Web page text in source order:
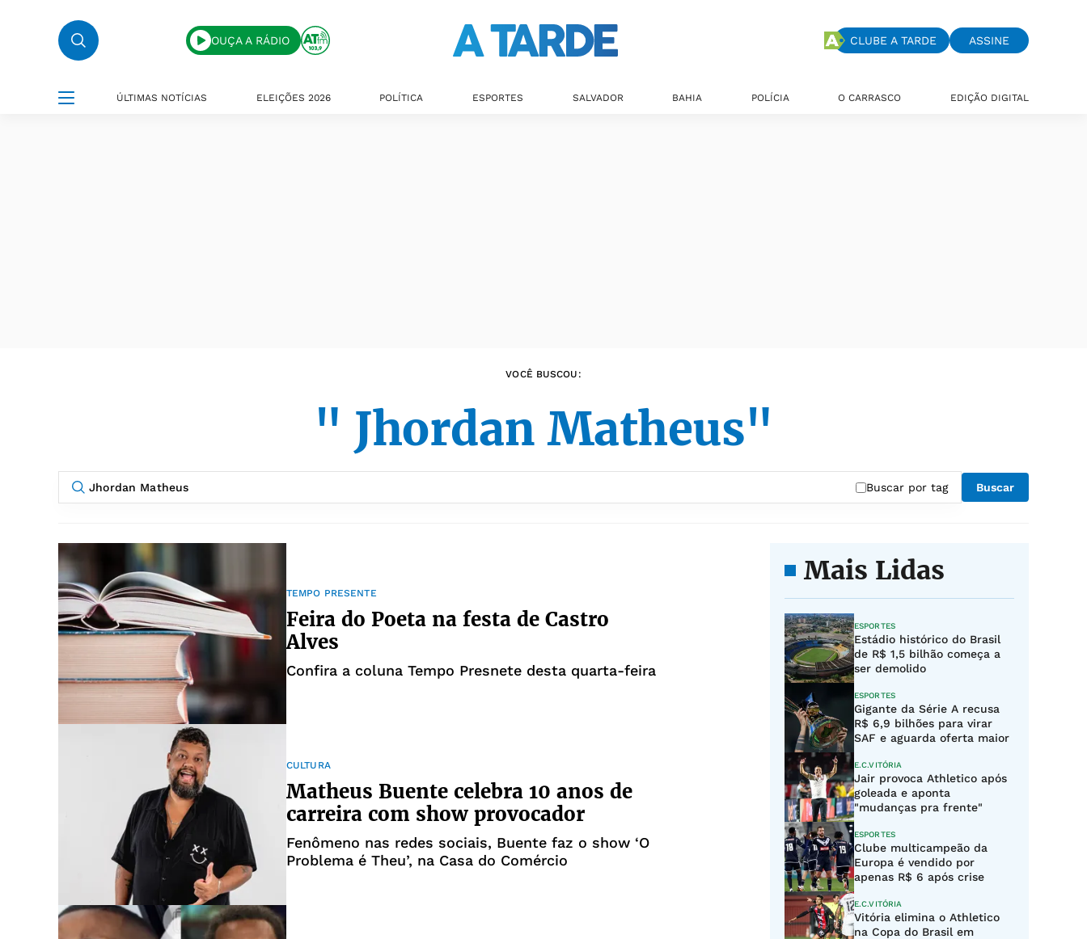
OUÇA A RÁDIO CLUBE A TARDE ASSINE
ÚLTIMAS NOTÍCIAS ELEIÇÕES 2026 POLÍTICA ESPORTES SALVADOR BAHIA POLÍCIA O CARRASCO EDIÇÃO DIGITAL
VOCÊ BUSCOU:
" Jhordan Matheus"
Buscar por tag Buscar
TEMPO PRESENTE
Feira do Poeta na festa de Castro
Alves
Confira a coluna Tempo Presnete desta quarta-feira
CULTURA
Matheus Buente celebra 10 anos de
carreira com show provocador
Fenômeno nas redes sociais, Buente faz o show ‘O
Problema é Theu’, na Casa do Comércio
Mais Lidas
ESPORTES
Estádio histórico do Brasil
de R$ 1,5 bilhão começa a
ser demolido
ESPORTES
Gigante da Série A recusa
R$ 6,9 bilhões para virar
SAF e aguarda oferta maior
E.C.VITÓRIA
Jair provoca Athletico após
goleada e aponta
"mudanças pra frente"
ESPORTES
Clube multicampeão da
Europa é vendido por
apenas R$ 6 após crise
E.C.VITÓRIA
Vitória elimina o Athletico
na Copa do Brasil em